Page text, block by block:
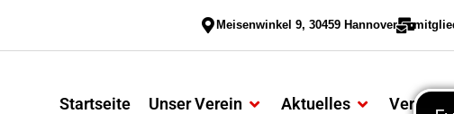
Meisenwinkel 9, 30459 Hannover
Startseite Unser Verein Aktuelles